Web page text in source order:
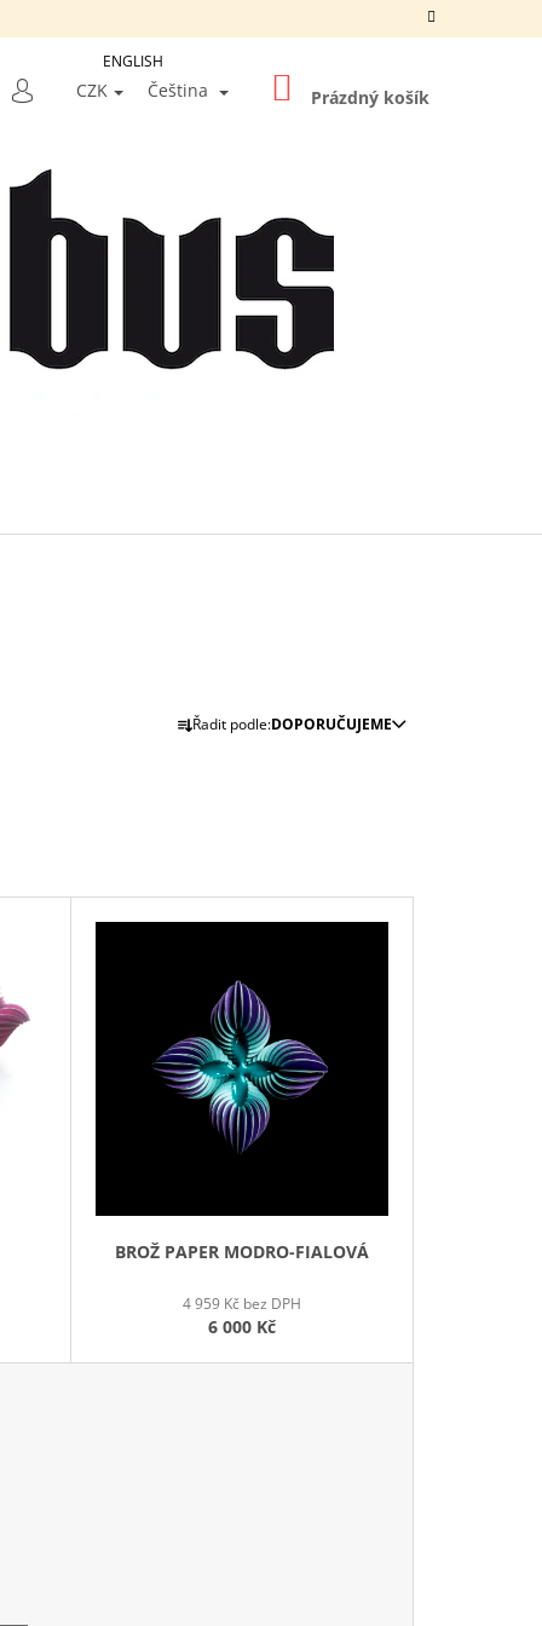
PŘIHLÁŠENÍ
CZK Čeština NÁKUPNÍ
KOŠÍK
Prázdný košík
Ř
P
R
U
K
T
Řadit podle:DOPORUČUJEME
BROŽ PAPER MODRO-FIALOVÁ
4 959 Kč bez DPH
6 000 Kč
ENGLISH